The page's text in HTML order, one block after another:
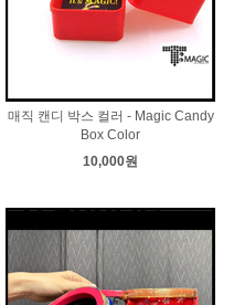
매직 캔디 박스 컬러 - Magic Candy
Box Color
10,000원